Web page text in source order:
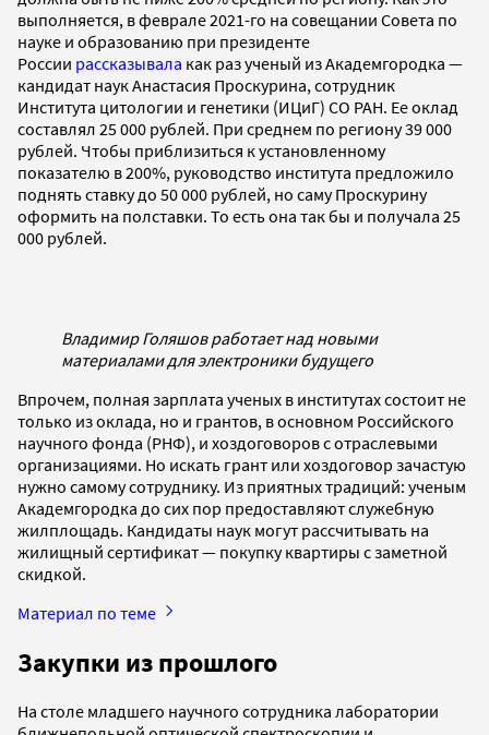
выполняется, в феврале 2021-го на совещании Совета по
науке и образованию при президенте
России рассказывала как раз ученый из Академгородка —
кандидат наук Анастасия Проскурина, сотрудник
Института цитологии и генетики (ИЦиГ) СО РАН. Ее оклад
составлял 25 000 рублей. При среднем по региону 39 000
рублей. Чтобы приблизиться к установленному
показателю в 200%, руководство института предложило
поднять ставку до 50 000 рублей, но саму Проскурину
оформить на полставки. То есть она так бы и получала 25
000 рублей.
Владимир Голяшов работает над новыми
материалами для электроники будущего
Впрочем, полная зарплата ученых в институтах состоит не
только из оклада, но и грантов, в основном Российского
научного фонда (РНФ), и хоздоговоров с отраслевыми
организациями. Но искать грант или хоздоговор зачастую
нужно самому сотруднику. Из приятных традиций: ученым
Академгородка до сих пор предоставляют служебную
жилплощадь. Кандидаты наук могут рассчитывать на
жилищный сертификат — покупку квартиры с заметной
скидкой.
Материал по теме
Закупки из прошлого
На столе младшего научного сотрудника лаборатории